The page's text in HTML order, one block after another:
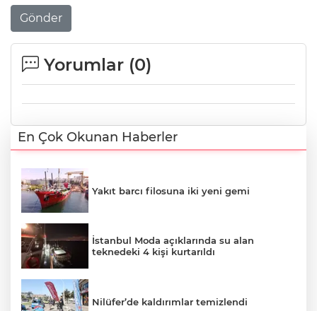
Gönder
Yorumlar (0)
En Çok Okunan Haberler
Yakıt barcı filosuna iki yeni gemi
İstanbul Moda açıklarında su alan
teknedeki 4 kişi kurtarıldı
Nilüfer’de kaldırımlar temizlendi